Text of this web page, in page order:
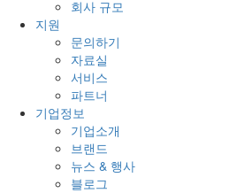
회사 규모
지원
문의하기
자료실
서비스
파트너
기업정보
기업소개
브랜드
뉴스 & 행사
블로그